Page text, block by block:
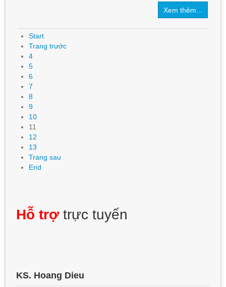
Xem thêm...
Start
Trang trước
4
5
6
7
8
9
10
11
12
13
Trang sau
End
Hỗ trợtrực tuyến
KS. Hoang Dieu